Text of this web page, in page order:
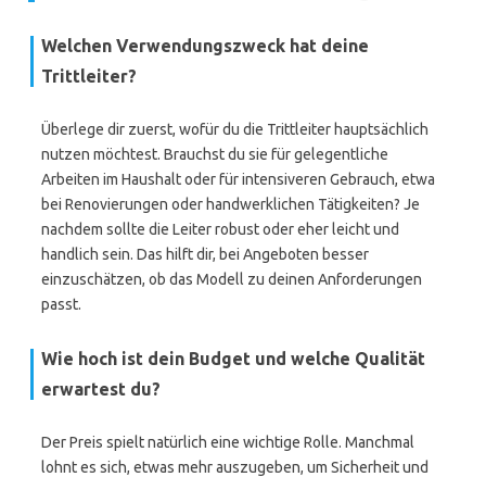
Welchen Verwendungszweck hat deine
Trittleiter?
Überlege dir zuerst, wofür du die Trittleiter hauptsächlich
nutzen möchtest. Brauchst du sie für gelegentliche
Arbeiten im Haushalt oder für intensiveren Gebrauch, etwa
bei Renovierungen oder handwerklichen Tätigkeiten? Je
nachdem sollte die Leiter robust oder eher leicht und
handlich sein. Das hilft dir, bei Angeboten besser
einzuschätzen, ob das Modell zu deinen Anforderungen
passt.
Wie hoch ist dein Budget und welche Qualität
erwartest du?
Der Preis spielt natürlich eine wichtige Rolle. Manchmal
lohnt es sich, etwas mehr auszugeben, um Sicherheit und